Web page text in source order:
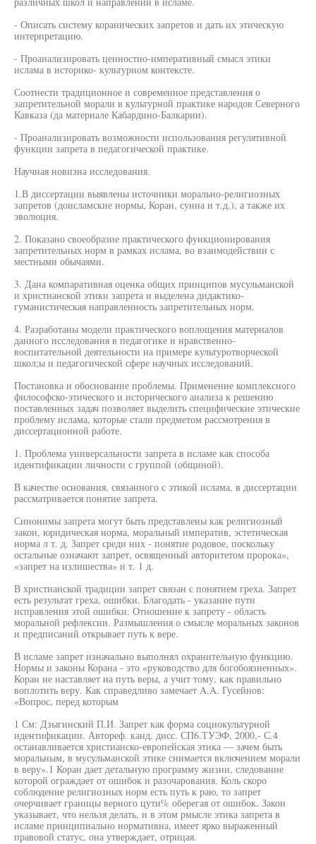
- Описать систему коранических запретов и дать их этическую
интерпретацию.
- Проанализировать ценностно-императивный смысл этики
ислама в историко- культурном контексте.
Соотнести традиционное и современное представления о
запретительной морали в культурной практике народов Северного
Кавказа (да материале Кабардино-Балкарии).
- Проанализировать возможности использования регулятивной
функции запрета в педагогической практике.
Научная новизна исследования.
1.В диссертации выявлены источники морально-религиозных
запретов (доисламские нормы, Коран, сунна и т.д.), а также их
эволюция.
2. Показано своеобразие практического функционирования
запретительных норм в рамках ислама, во взаимодействии с
местными обычаями.
3. Дана компаративная оценка общих принципов мусульманской
и христианской этики запрета и выделена дидактико-
гуманистическая направленность запретительных норм.
4. Разработаны модели практического воплощения материалов
данного исследования в педагогике и нравственно-
воспитательной деятельности на примере культуротворческой
школ;ы и педагогической сфере научных исследований.
Постановка и обоснование проблемы. Применение комплексного
философско-этического и исторического анализа к решению
поставленных задач позволяет выделить специфические этические
проблему ислама, которые стали предметом рассмотрения в
диссертационной работе.
1. Проблема универсальности запрета в исламе как способа
идентификации личности с группой (общиной).
В качестве основания, связанного с этикой ислама, в диссертации
рассматривается понятие запрета.
Синонимы запрета могут быть представлены как религиозный
закон, юридическая норма, моральный императив, эстетическая
норма л т. д. Запрет среди них - понятие родовое, поскольку
остальные означают запрет, освященный авторитетом пророка»,
«запрет на излишества» и т. 1 д.
В христианской традиции запрет связан с понятием греха. Запрет
есть результат греха, ошибки. Благодать - указание пути
исправления этой ошибки. Отношение к запрету - область
моральной рефлексии. Размышления о смысле моральных законов
и предписаний открывает путь к вере.
В исламе запрет изначально выполнял охранительную функцию.
Нормы и законы Корана - это «руководство для богобоязненных».
Коран не наставляет на путь веры, а учит тому, как правильно
воплотить веру. Как справедливо замечает A.A. Гусейнов:
«Вопрос, перед которым
1 См: Дзыгинский П.И. Запрет как форма социокультурной
идентификации. Автореф. канд. дисс. СП6.ТУЭФ, 2000,- С.4
останавливается христианско-европейская этика — зачем быть
моральным, в мусульманской этике снимается включением морали
в веру».1 Коран дает детальную программу жизни, следование
которой ограждает от ошибок и разочарования. Коль скоро
соблюдение религиозных норм есть путь к раю, то запрет
очерчивает границы верного цути% оберегая от ошибок. Закон
указывает, что нельзя делать, и в этом рмысле этика запрета в
исламе принципиально нормативна, имеет ярко выраженный
правовой статус, она утверждает, отрицая.